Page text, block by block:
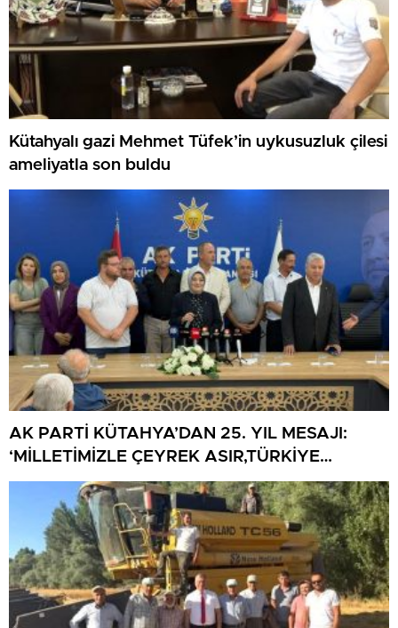
Kütahyalı gazi Mehmet Tüfek’in uykusuzluk çilesi
ameliyatla son buldu
AK PARTİ KÜTAHYA’DAN 25. YIL MESAJI:
‘MİLLETİMİZLE ÇEYREK ASIR,TÜRKİYE
GELECEĞE HAZIR’